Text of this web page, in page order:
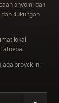
onyomi dan
dukungan
lokal
Tatoeba.
proyek ini